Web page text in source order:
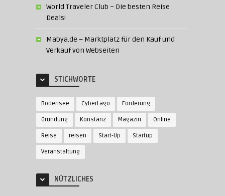
World Traveler Club – Die besten Reise
Deals!
Mabya.de – Marktplatz für den Kauf und
Verkauf von Webseiten
STICHWORTE
Bodensee CyberLago Förderung
Gründung Konstanz Magazin Online
Reise reisen Start-Up Startup
Veranstaltung
NÜTZLICHES